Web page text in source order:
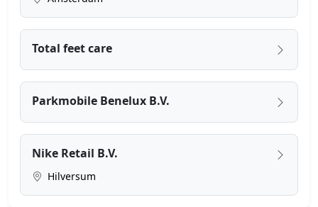
Total feet care
Parkmobile Benelux B.V.
Nike Retail B.V.
Hilversum